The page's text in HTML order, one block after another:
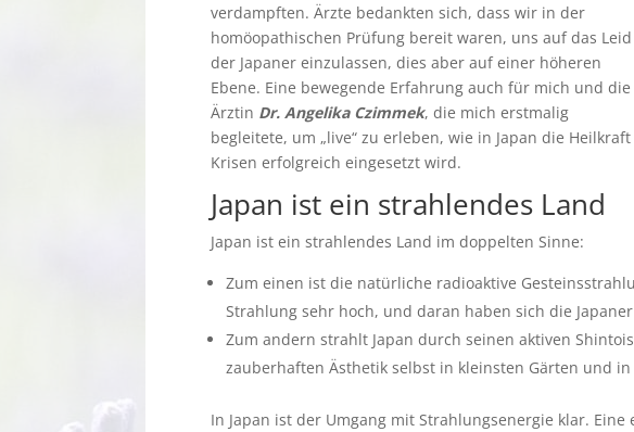
verdampften. Ärzte bedankten sich, dass wir in der
homöopathischen Prüfung bereit waren, uns auf das Leid
der Japaner einzulassen, dies aber auf einer höheren
Ebene. Eine bewegende Erfahrung auch für mich und die
Ärztin Dr. Angelika Czimmek, die mich erstmalig
begleitete, um „live“ zu erleben, wie in Japan die
Krisen erfolgreich eingesetzt wird.
Japan ist ein strahlendes Land
Japan ist ein strahlendes Land im doppelten Sinne:
Zum einen ist die natürliche radioaktive
Strahlung sehr hoch, und daran haben sich die
Zum andern strahlt Japan durch seinen aktiven
zauberhaften Ästhetik selbst in kleinsten Gärten und
In Japan ist der Umgang mit Strahlungsenergie klar.